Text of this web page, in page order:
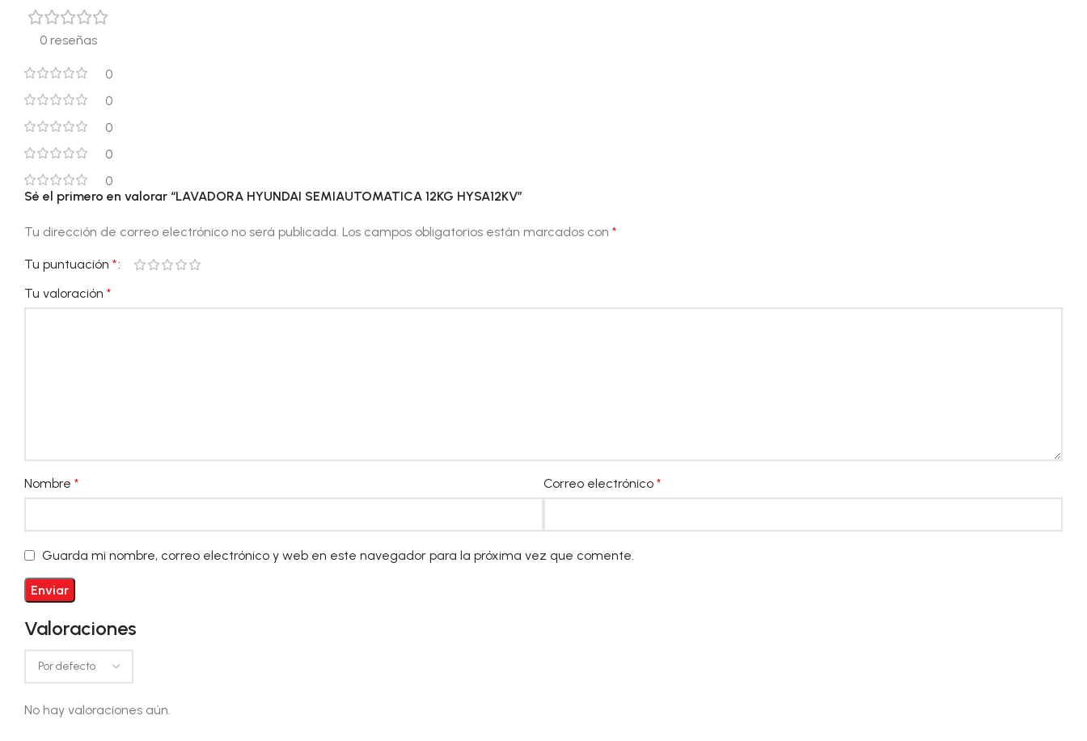
0 reseñas
0
0
0
0
0
Valoraciones
No hay valoraciones aún.
Sé el primero en valorar “LAVADORA HYUNDAI SEMIAUTOMATICA 12KG HYSA12KV”
Tu dirección de correo electrónico no será publicada. Los campos obligatorios están marcados con *
Tu puntuación *
Tu valoración *
Nombre * Correo electrónico *
Guarda mi nombre, correo electrónico y web en este navegador para la próxima vez que comente.